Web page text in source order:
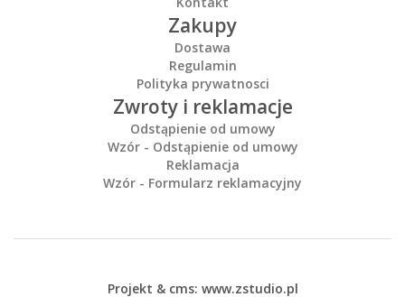
Zakupy
Dostawa
Regulamin
Polityka prywatnosci
Zwroty i reklamacje
Odstąpienie od umowy
Wzór - Odstąpienie od umowy
Reklamacja
Wzór - Formularz reklamacyjny
Projekt & cms: www.zstudio.pl